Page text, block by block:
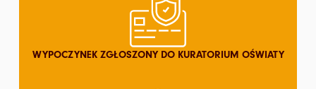
WYPOCZYNEK ZGŁOSZONY DO KURATORIUM OŚWIATY